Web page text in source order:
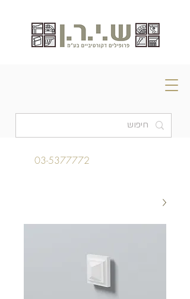
03-5377772